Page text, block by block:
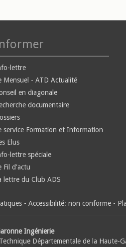
lettre
Mensuel - ATD Actualité
en diagonale
documentaire
service Formation et Information
Elus
lettre spéciale
Fil d'actu
lettre du Club ADS
- Accessibilité: non conforme -
Ingénierie
Départementale de la Haute-